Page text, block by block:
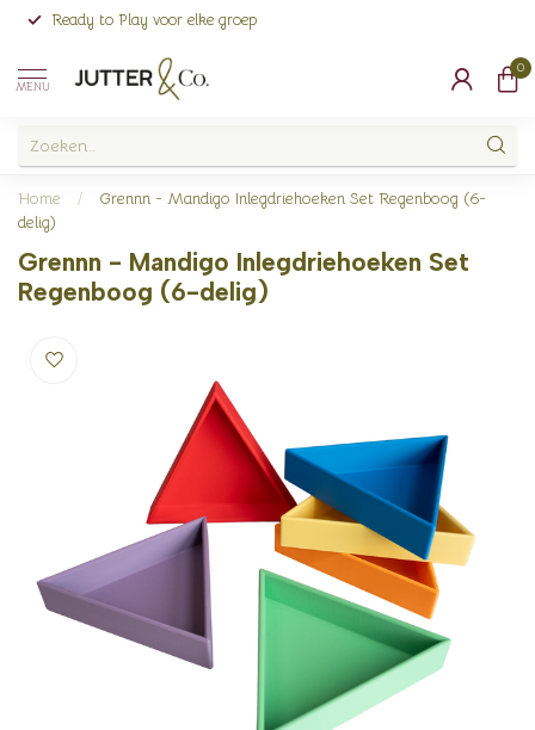
Ready to Play voor elke groep
MENU
0
Home /
Grennn - Mandigo Inlegdriehoeken Set Regenboog (6-
delig)
Grennn - Mandigo Inlegdriehoeken Set
Regenboog (6-delig)